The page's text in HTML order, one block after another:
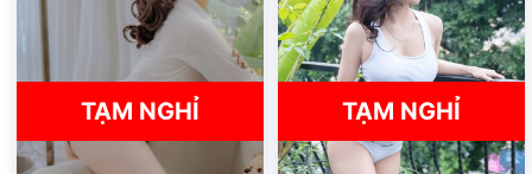
ó
a
TẠM NGHỈ
ó
a
TẠM NGHỈ